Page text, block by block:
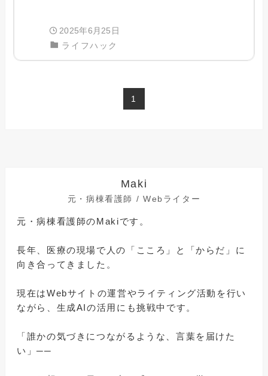
2025年6月25日
ライフハック
1
Maki
元・病棟看護師 / Webライター
元・病棟看護師のMakiです。
長年、医療の現場で人の「こころ」と「からだ」に
向き合ってきました。
現在はWebサイトの運営やライティング活動を行い
ながら、生成AIの活用にも挑戦中です。
「誰かの気づきにつながるような、言葉を届けた
い」──